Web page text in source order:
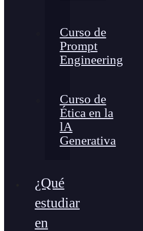
Curso de
Prompt
Engineering
Curso de
Ética en la
lA
Generativa
¿Qué
estudiar
en